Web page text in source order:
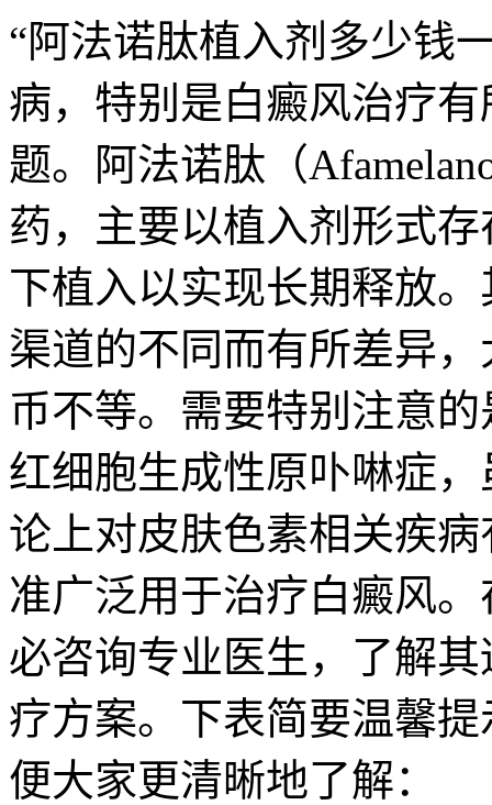
“阿法诺肽植入剂多少钱
病，特别是白癜风治疗
题。阿法诺肽（
药，主要以植入剂形式
下植入以实现长期释放
渠道的不同而有所差异
币不等。需要特别注意
红细胞生成性原卟啉症
论上对皮肤色素相关疾
准广泛用于治疗白癜风
必咨询专业医生，了解
疗方案。下表简要温馨
便大家更清晰地了解：